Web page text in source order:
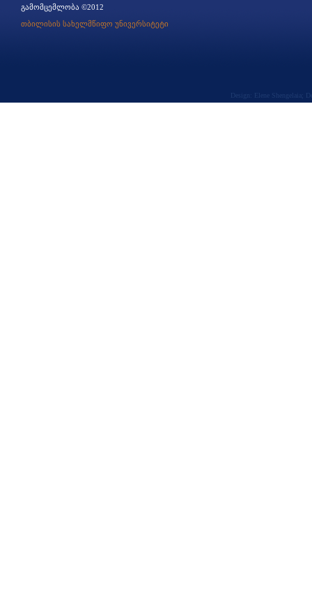
გამომცემლობა ©2012
თბილისის სახელმწიფო უნივერსიტეტი
Design: Elene Shengelaia;